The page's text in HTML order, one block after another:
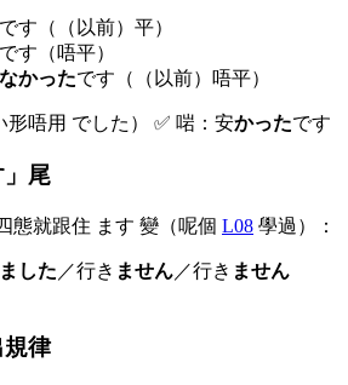
です（（以前）平）
です（唔平）
かったです（（以前）唔平）
形唔用 でした） ✅ 啱：安かったです
尾
態就跟住 ます 變（呢個 L08 學過）：
ました ／行き ません／行き ません
律